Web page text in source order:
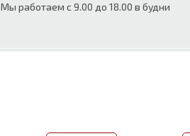
Мы работаем с 9.00 до 18.00 в будни